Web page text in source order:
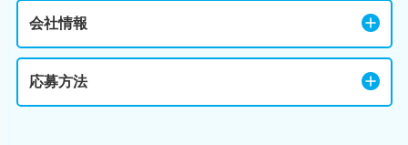
会社情報
応募方法